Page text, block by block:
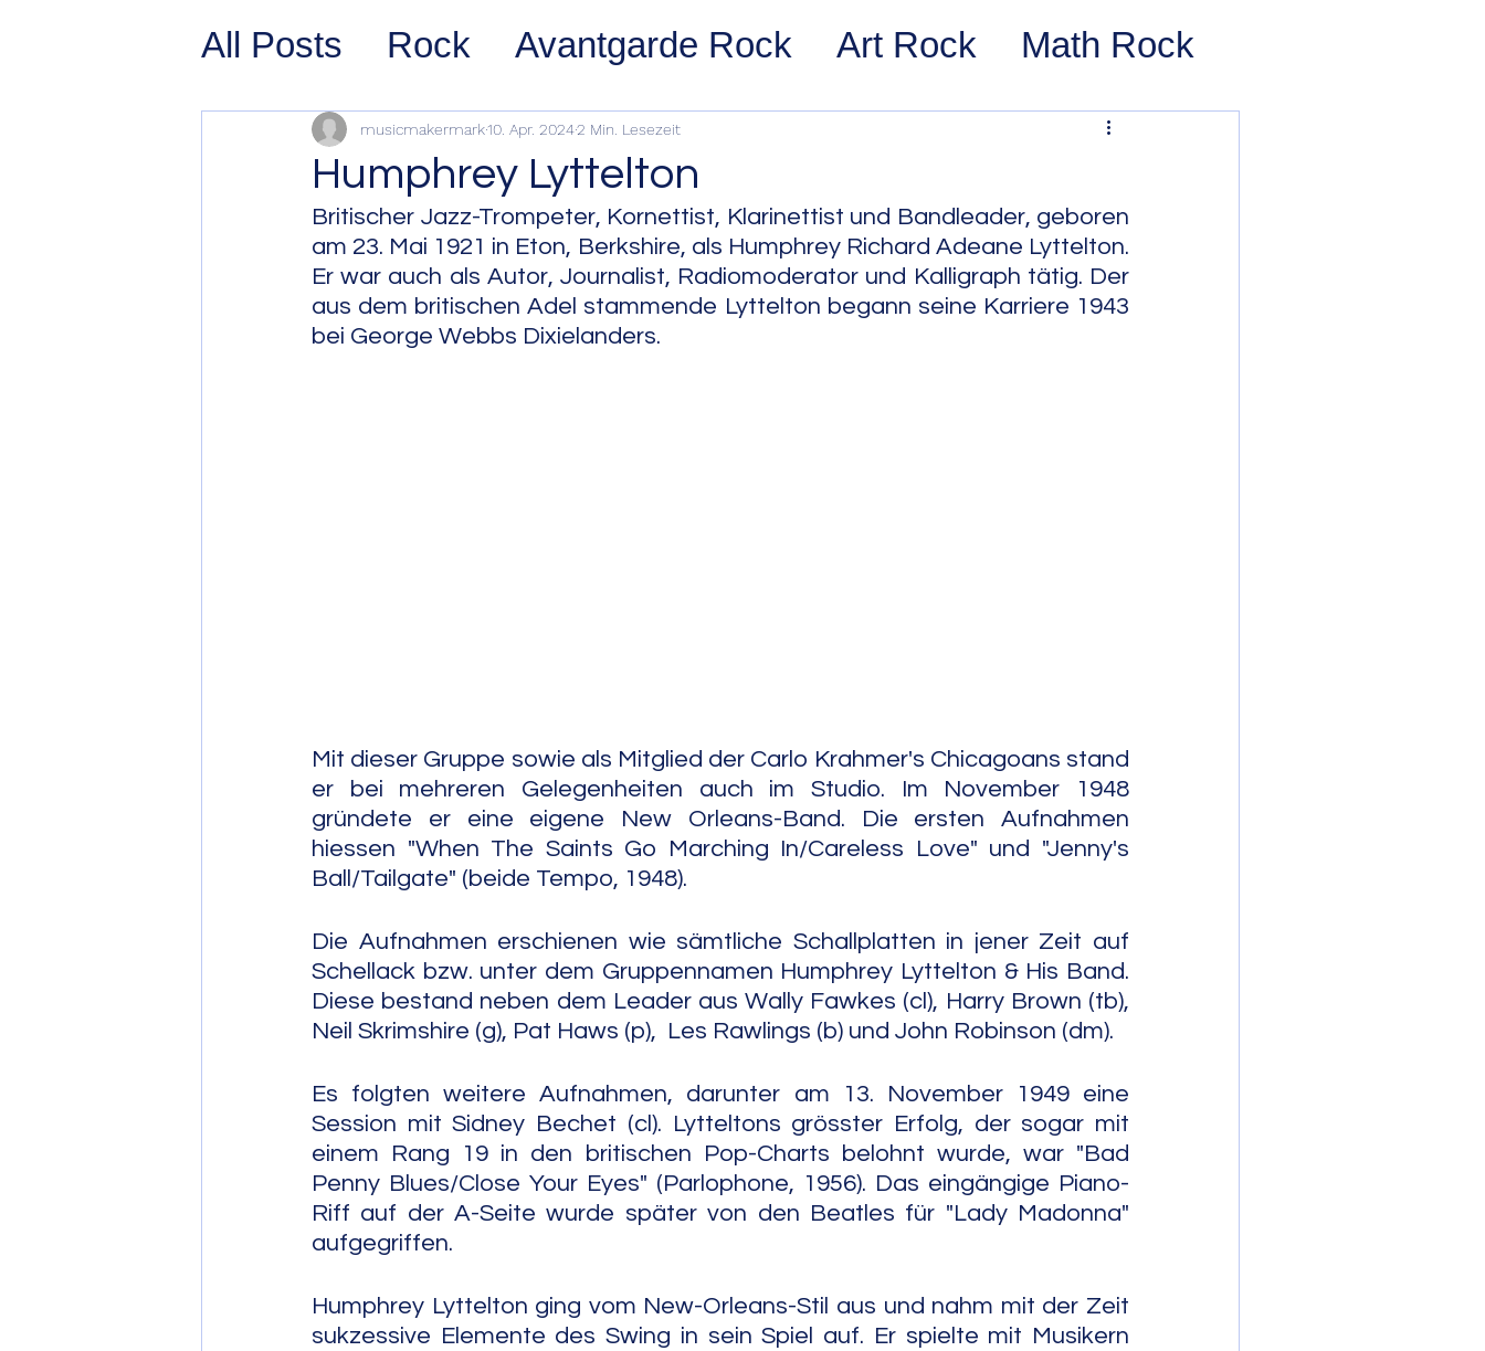
All Posts Rock Avantgarde Rock Art Rock Math Rock
Prog Rock Post Rock Noise Rock
Psychedelic/Space Rock Stoner Rock Alternative Rock
Hard Rock Garage Rock Indie Rock/Indie Pop Pop
Humphrey Lyttelton
musicmakermark10. Apr. 20242 Min. Lesezeit
Britischer Jazz-Trompeter, Kornettist, Klarinettist und Bandleader, geboren
am 23. Mai 1921 in Eton, Berkshire, als Humphrey Richard Adeane Lyttelton.
Er war auch als Autor, Journalist, Radiomoderator und Kalligraph tätig. Der
aus dem britischen Adel stammende Lyttelton begann seine Karriere 1943
bei George Webbs Dixielanders.
Mit dieser Gruppe sowie als Mitglied der Carlo Krahmer's Chicagoans stand
er bei mehreren Gelegenheiten auch im Studio. Im November 1948
gründete er eine eigene New Orleans-Band. Die ersten Aufnahmen
hiessen "When The Saints Go Marching In/Careless Love" und "Jenny's
Ball/Tailgate" (beide Tempo, 1948).
Die Aufnahmen erschienen wie sämtliche Schallplatten in jener Zeit auf
Schellack bzw. unter dem Gruppennamen Humphrey Lyttelton & His Band.
Diese bestand neben dem Leader aus Wally Fawkes (cl), Harry Brown (tb),
Neil Skrimshire (g), Pat Haws (p),  Les Rawlings (b) und John Robinson (dm).
Es folgten weitere Aufnahmen, darunter am 13. November 1949 eine
Session mit Sidney Bechet (cl). Lytteltons grösster Erfolg, der sogar mit
einem Rang 19 in den britischen Pop-Charts belohnt wurde, war "Bad
Penny Blues/Close Your Eyes" (Parlophone, 1956). Das eingängige Piano-
Riff auf der A-Seite wurde später von den Beatles für "Lady Madonna"
aufgegriffen.
Humphrey Lyttelton ging vom New-Orleans-Stil aus und nahm mit der Zeit
sukzessive Elemente des Swing in sein Spiel auf. Er spielte mit Musikern